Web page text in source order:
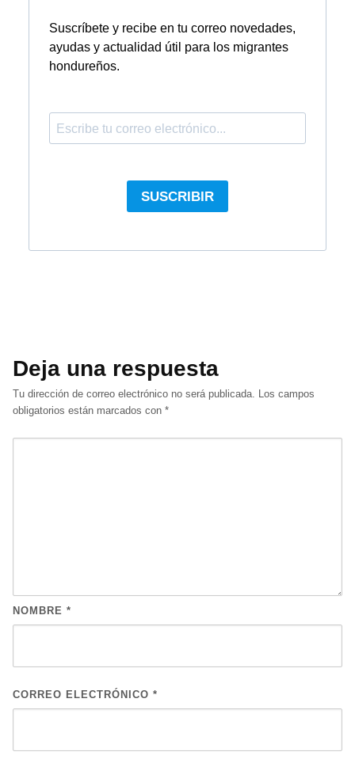
Deja una respuesta
Tu dirección de correo electrónico no será publicada.
Los campos
obligatorios están marcados con *
NOMBRE *
CORREO ELECTRÓNICO *